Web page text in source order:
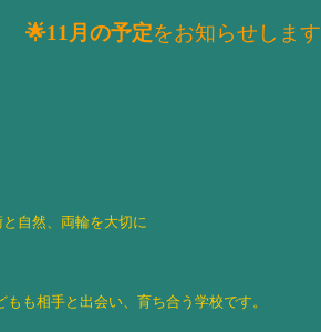
🌟11 月の予定をお知らせします
自然、両輪を大切に
も相手と出会い、育ち合う学校です。